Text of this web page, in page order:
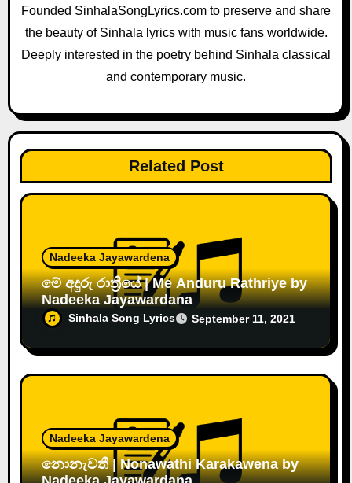
i
o
Founded SinhalaSongLyrics.com to preserve and share
the beauty of Sinhala lyrics with music fans worldwide.
Deeply interested in the poetry behind Sinhala classical
and contemporary music.
Related Post
Nadeeka Jayawardena
මේ අදුරු රාත්‍රියේ | Me Anduru Rathriye by
Nadeeka Jayawardana
Sinhala Song Lyrics September 11, 2021
Nadeeka Jayawardena
නොනැවතී | Nonawathi Karakawena by